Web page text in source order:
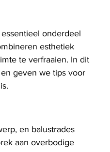
onderdeel
esthetiek
te verfraaien. In dit
geven we tips voor
en balustrades
aan overbodige